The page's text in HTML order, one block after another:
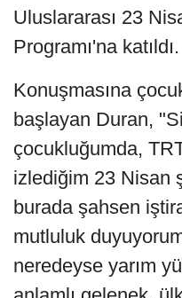
Uluslararası 23
Programı'na katıldı.
Konuşmasına
başlayan Duran,
çocukluğumda,
izlediğim 23 Nisan
burada şahsen
mutluluk
neredeyse yarım